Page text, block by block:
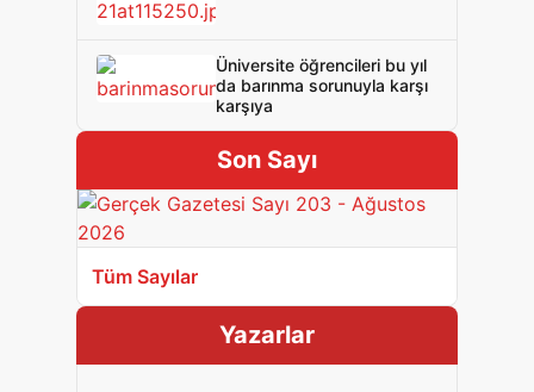
Üniversite öğrencileri bu yıl
da barınma sorunuyla karşı
karşıya
Son Sayı
Tüm Sayılar
Yazarlar